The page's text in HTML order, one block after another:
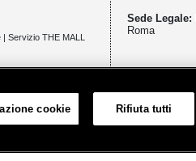
Servizio THE MALL
Trasimeno
Sede Legale:
Roma
cookie Rifiuta tutti